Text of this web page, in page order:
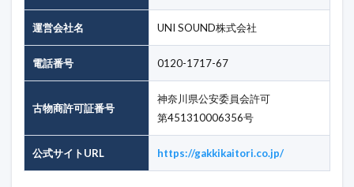
運営会社名 UNI SOUND株式会社
電話番号 0120-1717-67
古物商許可証番号
神奈川県公安委員会許可
第451310006356号
公式サイトURL https://gakkikaitori.co.jp/